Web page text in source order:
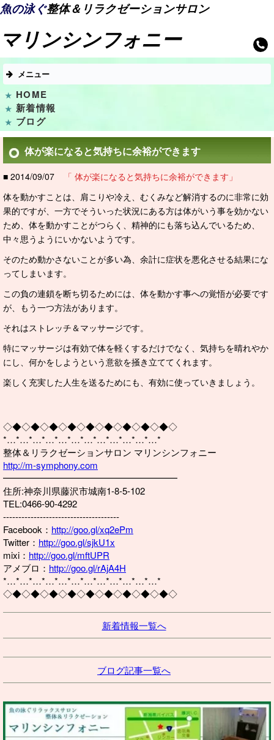
魚の泳ぐ整体＆リラクゼーションサロン
マリンシンフォニー
メニュー
HOME
新着情報
ブログ
体が楽になると気持ちに余裕ができます
■ 2014/09/07
「 体が楽になると気持ちに余裕ができます」
体を動かすことは、肩こりや冷え、むくみなど解消するのに非常に効
果的ですが、一方でそういった状況にある方は体がいう事を効かない
ため、体を動かすことがつらく、精神的にも落ち込んでいるため、
中々思うようにいかないようです。
そのため動かさないことが多い為、余計に症状を悪化させる結果にな
ってしまいます。
この負の連鎖を断ち切るためには、体を動かす事への覚悟が必要です
が、もう一つ方法があります。
それはストレッチ＆マッサージです。
特にマッサージは有効で体を軽くするだけでなく、気持ちを晴れやか
にし、何かをしようという意欲を掻き立ててくれます。
楽しく充実した人生を送るためにも、有効に使っていきましょう。
◇◆◇◆◇◆◇◆◇◆◇◆◇◆◇◆◇◆◇
*…*…*…*…*…*…*…*…*…*…*…*…*
整体＆リラクゼーションサロン マリンシンフォニー
http://m-symphony.com
━━━━━━━━━━━━━━━━━━━
住所:神奈川県藤沢市城南1-8-5-102
TEL:0466-90-4292
--------------------------------------
Facebook： http://goo.gl/xq2ePm
Twitter： http://goo.gl/sjkU1x
mixi： http://goo.gl/mftUPR
アメブロ： http://goo.gl/rAjA4H
*…*…*…*…*…*…*…*…*…*…*…*…*
◇◆◇◆◇◆◇◆◇◆◇◆◇◆◇◆◇◆◇
新着情報一覧へ
ブログ記事一覧へ